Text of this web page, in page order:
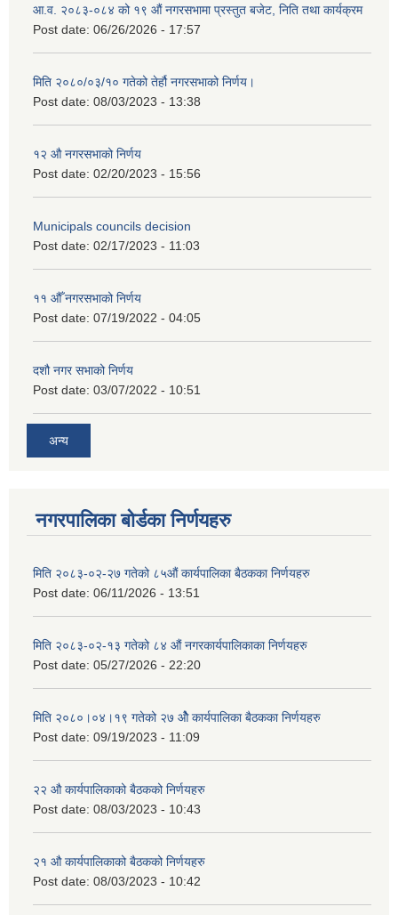
आ.व. २०८३-०८४ को १९ औं नगरसभामा प्रस्तुत बजेट, निति तथा कार्यक्रम
Post date: 06/26/2026 - 17:57
मिति २०८०/०३/१० गतेको तेर्हौ नगरसभाको निर्णय।
Post date: 08/03/2023 - 13:38
१२ औ नगरसभाको निर्णय
Post date: 02/20/2023 - 15:56
Municipals councils decision
Post date: 02/17/2023 - 11:03
११ ‌औँ नगरसभाको निर्णय
Post date: 07/19/2022 - 04:05
दशौ नगर सभाको निर्णय
Post date: 03/07/2022 - 10:51
अन्य
नगरपालिका बोर्डका निर्णयहरु
मिति २०८३-०२-२७ गतेको ८५औं कार्यपालिका बैठकका निर्णयहरु
Post date: 06/11/2026 - 13:51
मिति २०८३-०२-१३ गतेको ८४ औं नगरकार्यपालिकाका निर्णयहरु
Post date: 05/27/2026 - 22:20
मिति २०८०।०४।१९ गतेको २७ ‌‍‌ओेै कार्यपालिका बैठकका निर्णयहरु
Post date: 09/19/2023 - 11:09
२‍२ औ कार्यपालिकाको बैठकको निर्णयहरु
Post date: 08/03/2023 - 10:43
२‍१ औ कार्यपालिकाको बैठकको निर्णयहरु
Post date: 08/03/2023 - 10:42